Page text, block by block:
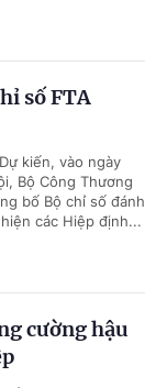
số FTA
kiến, vào ngày
Bộ Công Thương
bố Bộ chỉ số đánh
các Hiệp định...
cường hậu